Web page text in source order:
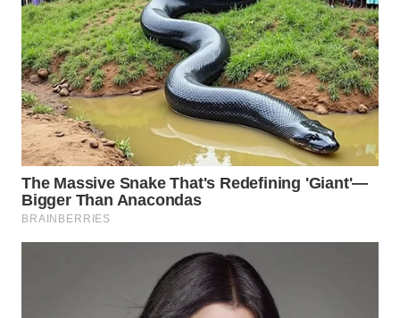
HEALTH
WAHANA
DESA
WISATA
LAPAK
WAHANA
Wahana
Network